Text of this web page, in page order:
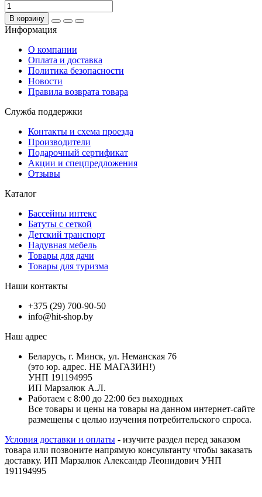
В корзину
Информация
О компании
Оплата и доставка
Политика безопасности
Новости
Правила возврата товара
Служба поддержки
Контакты и схема проезда
Производители
Подарочный сертификат
Акции и спецпредложения
Отзывы
Каталог
Бассейны интекс
Батуты с сеткой
Детский транспорт
Надувная мебель
Товары для дачи
Товары для туризма
Наши контакты
+375 (29) 700-90-50
info@hit-shop.by
Наш адрес
Беларусь, г. Минск, ул. Неманская 76
(это юр. адрес. НЕ МАГАЗИН!)
УНП 191194995
ИП Марзалюк А.Л.
Работаем с 8:00 до 22:00 без выходных
Все товары и цены на товары на данном интернет-сайте
размещены с целью изучения потребительского спроса.
Условия доставки и оплаты - изучите раздел перед заказом
товара или позвоните напрямую консультанту чтобы заказать
доставку. ИП Марзалюк Александр Леонидович УНП
191194995